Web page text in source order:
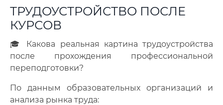
ТРУДОУСТРОЙСТВО ПОСЛЕ
КУРСОВ
🎓 Какова реальная картина трудоустройства
после прохождения профессиональной
переподготовки?
По данным образовательных организаций и
анализа рынка труда: